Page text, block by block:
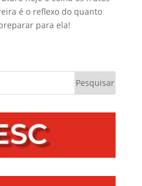
é o reflexo do quanto
para ela!